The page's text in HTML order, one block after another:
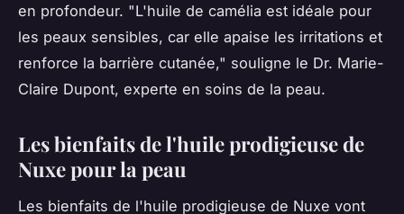
en profondeur. "L'huile de camélia est idéale pour
les peaux sensibles, car elle apaise les irritations et
renforce la barrière cutanée," souligne le Dr. Marie-
Claire Dupont, experte en soins de la peau.
Les bienfaits de l'huile prodigieuse de
Nuxe pour la peau
Les bienfaits de l'huile prodigieuse de Nuxe vont